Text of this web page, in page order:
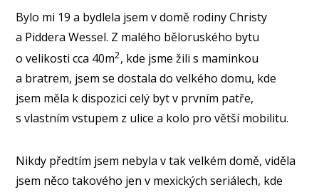
Bylo mi 19 a bydlela jsem v domě rodiny Christy
a Piddera Wessel. Z malého běloruského bytu
o velikosti cca 40m2, kde jsme žili s maminkou
a bratrem, jsem se dostala do velkého domu, kde
jsem měla k dispozici celý byt v prvním patře,
s vlastním vstupem z ulice a kolo pro větší mobilitu.
Nikdy předtím jsem nebyla v tak velkém domě, viděla
jsem něco takového jen v mexických seriálech, kde